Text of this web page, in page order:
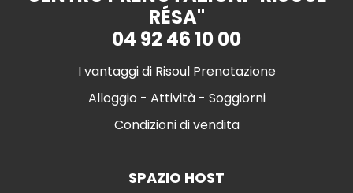
RÉSA"
04 92 46 10 00
I vantaggi di Risoul Prenotazione
Alloggio - Attività - Soggiorni
Condizioni di vendita
SPAZIO HOST